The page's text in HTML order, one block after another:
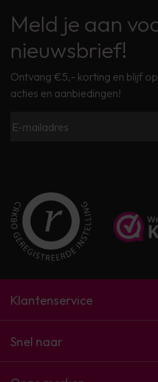
Meld je aan
nieuwsbrief!
Ontvang €5,- korting en blijf
acties en aanbiedingen!
Klantenservice
Snel naar